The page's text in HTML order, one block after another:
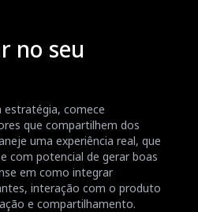
no seu
estratégia, comece
que compartilhem dos
uma experiência real, que
com potencial de gerar boas
em como integrar
interação com o produto
e compartilhamento.